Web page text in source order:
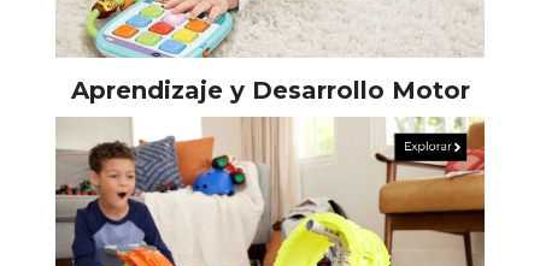
Aprendizaje y Desarrollo Motor